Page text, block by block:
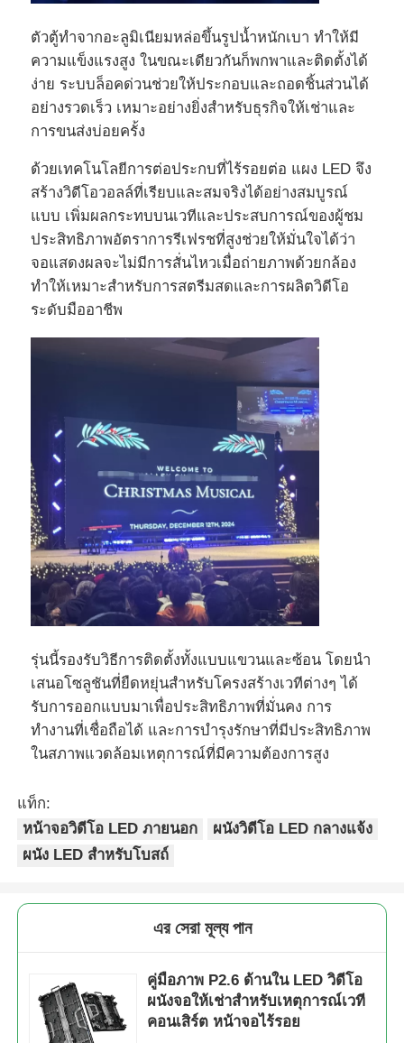
รายการ VR
เกี่ยวกับเรา
ทัวร์โรงงาน
การควบคุมคุณภาพ
ติดต่อเรา
ข่าว
ขอทุน
จอแสดงผล LED ผนังวิดีโอ
หน้าจอแสดงผล LED
หน้าจอแสดงคอนเสิร์ต
ให้เช่าจอ LED
ผนังวิดีโอ LED COB
จอแสดงผล LED โปร่งใส
หน้าจอ LED SMD
บอร์ดจอ LED นอก
ตัวตู้ทำจากอะลูมิเนียมหล่อขึ้นรูปน้ำหนักเบา ทำให้มี
ความแข็งแรงสูง ในขณะเดียวกันก็พกพาและติดตั้งได้
ง่าย ระบบล็อคด่วนช่วยให้ประกอบและถอดชิ้นส่วนได้
อย่างรวดเร็ว เหมาะอย่างยิ่งสำหรับธุรกิจให้เช่าและ
การขนส่งบ่อยครั้ง
ด้วยเทคโนโลยีการต่อประกบที่ไร้รอยต่อ แผง LED จึง
สร้างวิดีโอวอลล์ที่เรียบและสมจริงได้อย่างสมบูรณ์
แบบ เพิ่มผลกระทบบนเวทีและประสบการณ์ของผู้ชม
ประสิทธิภาพอัตราการรีเฟรชที่สูงช่วยให้มั่นใจได้ว่า
จอแสดงผลจะไม่มีการสั่นไหวเมื่อถ่ายภาพด้วยกล้อง
ทำให้เหมาะสำหรับการสตรีมสดและการผลิตวิดีโอ
ระดับมืออาชีพ
รุ่นนี้รองรับวิธีการติดตั้งทั้งแบบแขวนและซ้อน โดยนำ
เสนอโซลูชันที่ยืดหยุ่นสำหรับโครงสร้างเวทีต่างๆ ได้
รับการออกแบบมาเพื่อประสิทธิภาพที่มั่นคง การ
ทำงานที่เชื่อถือได้ และการบำรุงรักษาที่มีประสิทธิภาพ
ในสภาพแวดล้อมเหตุการณ์ที่มีความต้องการสูง
แท็ก:
หน้าจอวิดีโอ LED ภายนอก
ผนังวิดีโอ LED กลางแจ้ง
ผนัง LED สำหรับโบสถ์
এর সেরা মূল্য পান
คู่มือภาพ P2.6 ด้านใน LED วิดีโอ
ผนังจอให้เช่าสําหรับเหตุการณ์เวที
คอนเสิร์ต หน้าจอไร้รอย